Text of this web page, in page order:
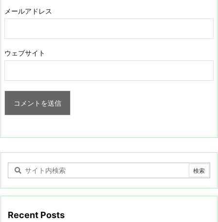
メールアドレス
ウェブサイト
Recent Posts